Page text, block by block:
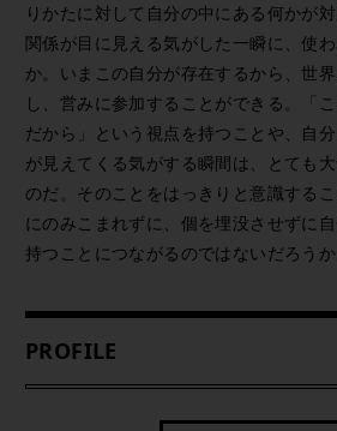
りかたに対して自分の中にある何かが
関係が目に見える気がした一瞬に、使
か。いまこの自分が存在するから、世
し、営みに参加することができる。「
だから」という視点を持つことや、自
が見えてくる気がする瞬間は、とても
のだ。そのことをはっきりと意識する
にのみこまれずに、個を埋没させずに
持つことにつながるのではないだろうか
PROFILE